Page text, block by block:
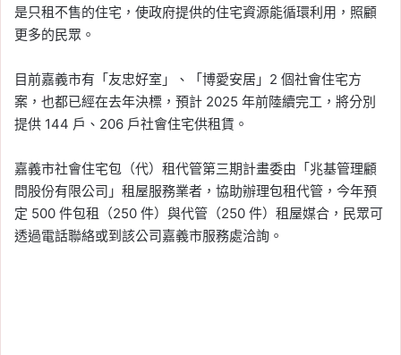
是只租不售的住宅，使政府提供的住宅資源能循環利用，照顧
更多的民眾。
目前嘉義市有「友忠好室」、「博愛安居」2 個社會住宅方
案，也都已經在去年決標，預計 2025 年前陸續完工，將分別
提供 144 戶、206 戶社會住宅供租賃。
嘉義市社會住宅包（代）租代管第三期計畫委由「兆基管理顧
問股份有限公司」租屋服務業者，協助辦理包租代管，今年預
定 500 件包租（250 件）與代管（250 件）租屋媒合，民眾可
透過電話聯絡或到該公司嘉義市服務處洽詢。